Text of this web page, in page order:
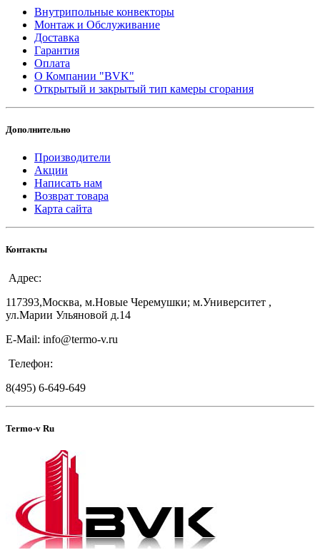
Внутрипольные конвекторы
Монтаж и Обслуживание
Доставка
Гарантия
Оплата
О Компании "BVK"
Открытый и закрытый тип камеры сгорания
Дополнительно
Производители
Акции
Написать нам
Возврат товара
Карта сайта
Контакты
Адрес:
117393,Москва, м.Новые Черемушки; м.Университет ,
ул.Марии Ульяновой д.14
E-Mail: info@termo-v.ru
Телефон:
8(495) 6-649-649
Termo-v Ru